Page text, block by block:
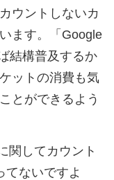
ウントしないカ
ます。「Google
結構普及するか
ットの消費も気
とができるよう
関してカウント
てないですよ